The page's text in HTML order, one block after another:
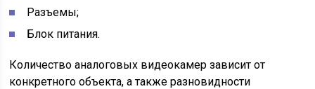
Разъемы;
Блок питания.
Количество аналоговых видеокамер зависит от
конкретного объекта, а также разновидности